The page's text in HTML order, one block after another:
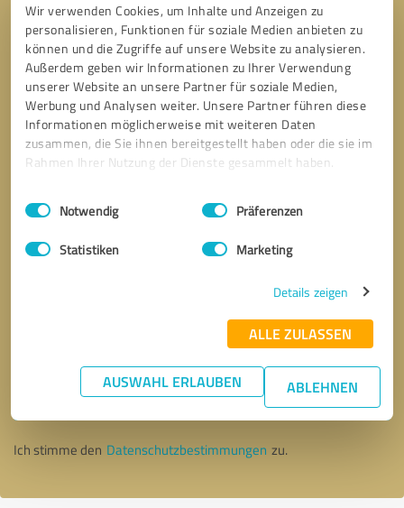
Wir verwenden Cookies, um Inhalte und Anzeigen zu
personalisieren, Funktionen für soziale Medien anbieten zu
können und die Zugriffe auf unsere Website zu analysieren.
Außerdem geben wir Informationen zu Ihrer Verwendung
unserer Website an unsere Partner für soziale Medien,
Werbung und Analysen weiter. Unsere Partner führen diese
Informationen möglicherweise mit weiteren Daten
zusammen, die Sie ihnen bereitgestellt haben oder die sie im
Rahmen Ihrer Nutzung der Dienste gesammelt haben.
Impressum Datenschutzbestimmungen
Einwilligungsauswahl
Notwendig Präferenzen
Statistiken Marketing
Details zeigen
ALLE ZULASSEN
AUSWAHL ERLAUBEN ABLEHNEN
Ich stimme den Datenschutzbestimmungen zu.